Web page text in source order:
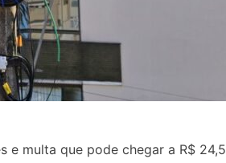
e multa que pode chegar a R$ 24,5